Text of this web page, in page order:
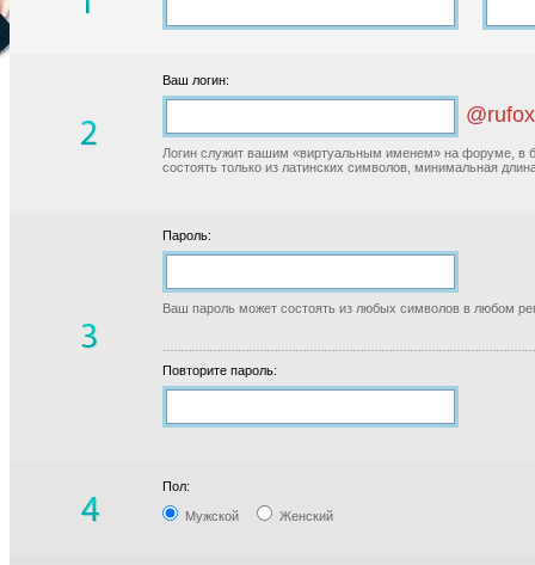
Ваш логин:
Логин служит вашим «виртуальным именем» на форуме, в
состоять только из латинских символов, минимальная
Пароль:
Ваш пароль может состоять из любых символов в любом
Повторите пароль:
Пол:
Мужской Женский